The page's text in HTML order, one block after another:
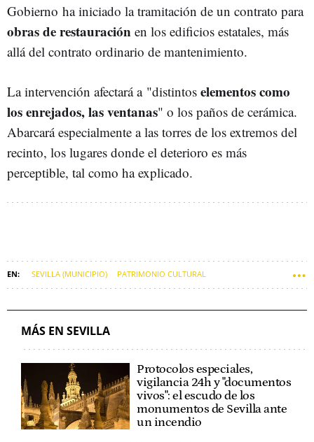
Gobierno ha iniciado la tramitación de un contrato para
obras de restauración en los edificios estatales, más
allá del contrato ordinario de mantenimiento.
La intervención afectará a "distintos elementos como
los enrejados, las ventanas" o los paños de cerámica.
Abarcará especialmente a las torres de los extremos del
recinto, los lugares donde el deterioro es más
perceptible, tal como ha explicado.
SEVILLA (MUNICIPIO) PATRIMONIO CULTURAL
JOSÉ LUIS SANZ
MÁS EN SEVILLA
Protocolos especiales,
vigilancia 24h y "documentos
vivos": el escudo de los
monumentos de Sevilla ante
un incendio